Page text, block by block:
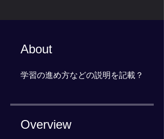
About
学習の進め方などの説明を記載？
Overview